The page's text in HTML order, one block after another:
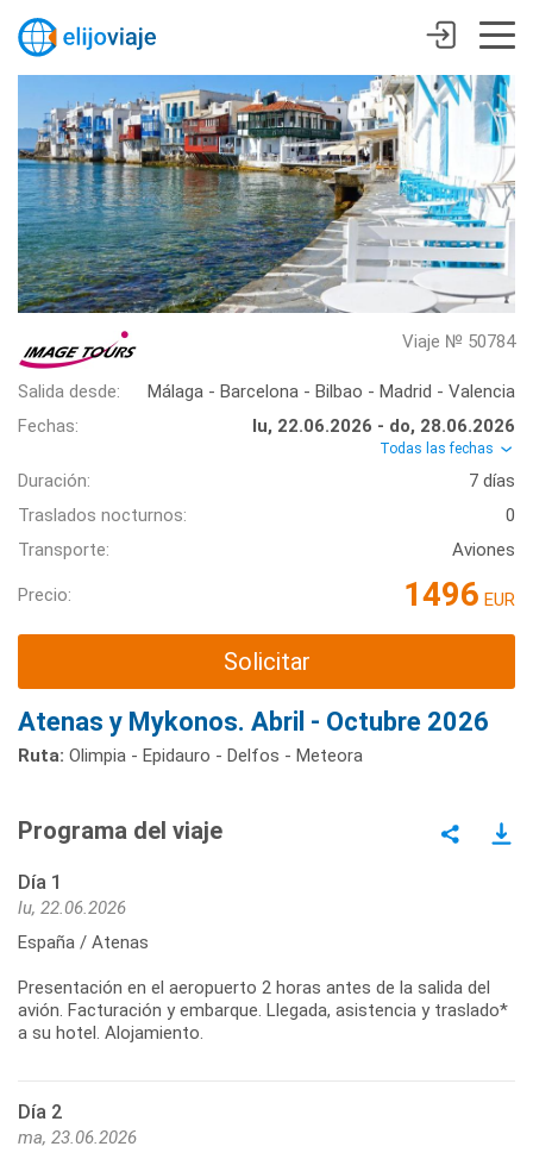
Viaje № 50784
Salida desde:
Málaga - Barcelona - Bilbao - Madrid - Valencia
Fechas:
lu, 22.06.2026 - do, 28.06.2026
Todas las fechas
Duración:
7 días
Traslados nocturnos:
0
Transporte:
Aviones
Precio: 1496 EUR
Solicitar
Atenas y Mykonos. Abril - Octubre 2026
Ruta: Olimpia - Epidauro - Delfos - Meteora
Programa del viaje
Día 1
lu, 22.06.2026
España / Atenas
Presentación en el aeropuerto 2 horas antes de la salida del
avión. Facturación y embarque. Llegada, asistencia y traslado*
a su hotel. Alojamiento.
Día 2
ma, 23.06.2026